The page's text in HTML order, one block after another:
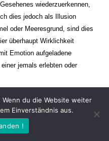
wiederzuerkennen,
dies jedoch als Illusion
oder Meeresgrund, sind dies
überhaupt Wirklichkeit
Emotion aufgeladene
jemals erlebten oder
gegenüber. Zeit steht still
Spannung, auch farblich, bis
Arbeiten stellen ambivalente
du die Website weiter
Einverständnis aus.
!